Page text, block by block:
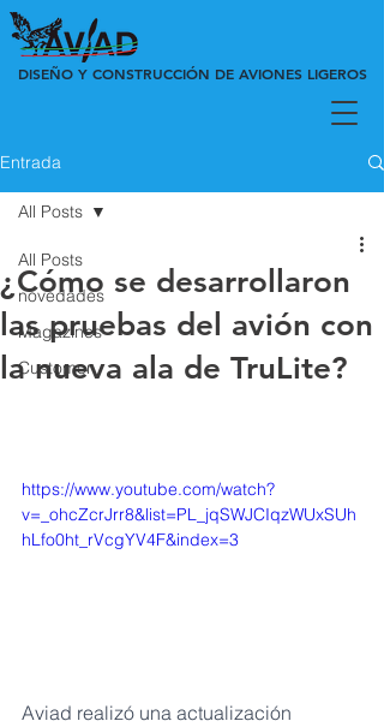
DISEÑO Y CONSTRUCCIÓN DE AVIONES LIGEROS
Entrada
All Posts
novedades
Magazines
Customer
All Posts
¿Cómo se desarrollaron
las pruebas del avión con
la nueva ala de TruLite?
https://www.youtube.com/watch?
v=_ohcZcrJrr8&list=PL_jqSWJCIqzWUxSUh
hLfo0ht_rVcgYV4F&index=3
Aviad realizó una actualización